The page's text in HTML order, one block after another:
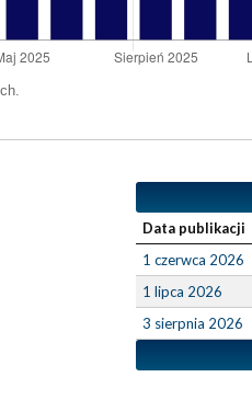
Data publikacji
1 czerwca 2026
1 lipca 2026
3 sierpnia 2026